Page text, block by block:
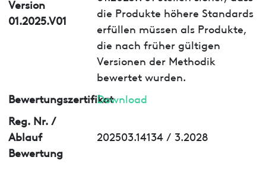
Version
01.2025.V01
die Produkte höhere Standards
erfüllen müssen als Produkte,
die nach früher gültigen
Versionen der Methodik
bewertet wurden.
BewertungszertifikatDownload
Reg. Nr. /
Ablauf
Bewertung
202503.14134 / 3.2028